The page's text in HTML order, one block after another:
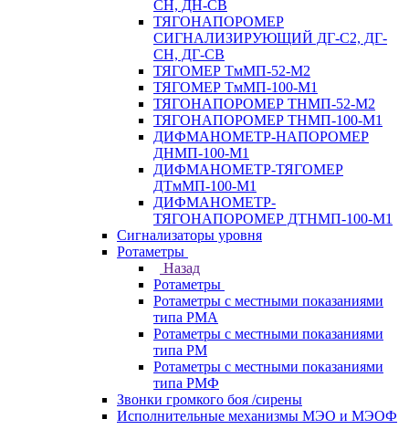
СН, ДН-СВ
ТЯГОНАПОРОМЕР
СИГНАЛИЗИРУЮЩИЙ ДГ-С2, ДГ-
СН, ДГ-СВ
ТЯГОМЕР ТмМП-52-М2
ТЯГОМЕР ТмМП-100-М1
ТЯГОНАПОРОМЕР ТНМП-52-М2
ТЯГОНАПОРОМЕР ТНМП-100-М1
ДИФМАНОМЕТР-НАПОРОМЕР
ДНМП-100-М1
ДИФМАНОМЕТР-ТЯГОМЕР
ДТмМП-100-М1
ДИФМАНОМЕТР-
ТЯГОНАПОРОМЕР ДТНМП-100-М1
Сигнализаторы уровня
Ротаметры
Назад
Ротаметры
Ротаметры с местными показаниями
типа РМА
Ротаметры с местными показаниями
типа РМ
Ротаметры с местными показаниями
типа РМФ
Звонки громкого боя /сирены
Исполнительные механизмы МЭО и МЭОФ